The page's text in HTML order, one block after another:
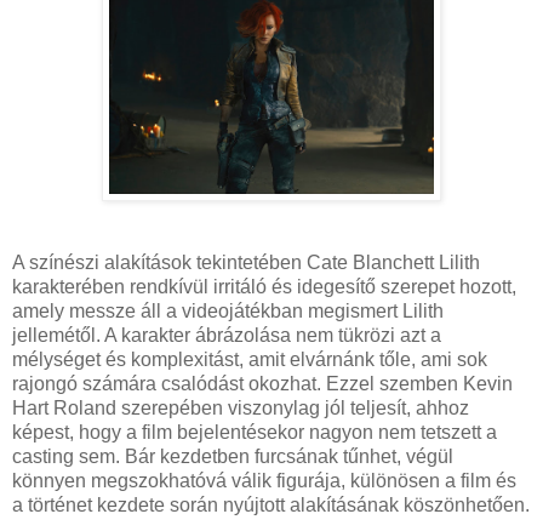
A színészi alakítások tekintetében Cate Blanchett Lilith
karakterében rendkívül irritáló és idegesítő szerepet hozott,
amely messze áll a videojátékban megismert Lilith
jellemétől. A karakter ábrázolása nem tükrözi azt a
mélységet és komplexitást, amit elvárnánk tőle, ami sok
rajongó számára csalódást okozhat. Ezzel szemben Kevin
Hart Roland szerepében viszonylag jól teljesít, ahhoz
képest, hogy a film bejelentésekor nagyon nem tetszett a
casting sem. Bár kezdetben furcsának tűnhet, végül
könnyen megszokhatóvá válik figurája, különösen a film és
a történet kezdete során nyújtott alakításának köszönhetően.